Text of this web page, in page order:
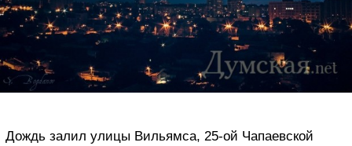
Дождь залил улицы Вильямса, 25-ой Чапаевской